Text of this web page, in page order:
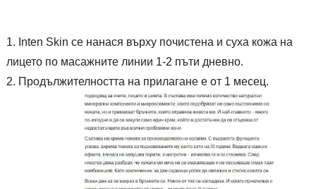
Inten Skin се нанася върху почистена и суха кожа на
лицето по масажните линии 1-2 пъти дневно.
Продължителността на прилагане е от 1 месец.